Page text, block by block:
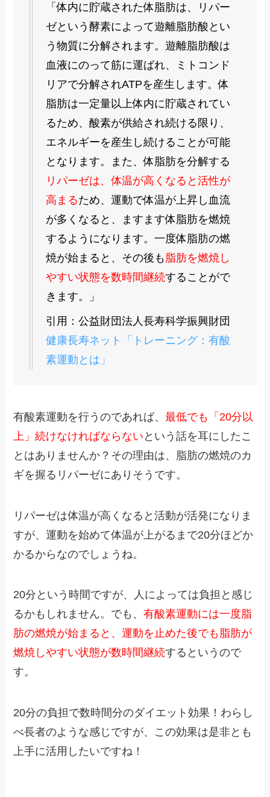
「体内に貯蔵された体脂肪は、リパー
ゼという酵素によって遊離脂肪酸とい
う物質に分解されます。遊離脂肪酸は
血液にのって筋に運ばれ、ミトコンド
リアで分解されATPを産生します。体
脂肪は一定量以上体内に貯蔵されてい
るため、酸素が供給され続ける限り、
エネルギーを産生し続けることが可能
となります。また、体脂肪を分解する
リパーゼは、体温が高くなると活性が
高まるため、運動で体温が上昇し血流
が多くなると、ますます体脂肪を燃焼
するようになります。一度体脂肪の燃
焼が始まると、その後も脂肪を燃焼し
やすい状態を数時間継続することがで
きます。」
引用：公益財団法人長寿科学振興財団
健康長寿ネット「トレーニング：有酸
素運動とは」
有酸素運動を行うのであれば、最低でも「20分以
上」続けなければならない という話を耳にしたこ
とはありませんか？その理由は、脂肪の燃焼のカ
ギを握るリパーゼにありそうです。
リパーゼは体温が高くなると活動が活発になりま
すが、運動を始めて体温が上がるまで20分ほどか
かるからなのでしょうね。
20分という時間ですが、人によっては負担と感じ
るかもしれません。でも、有酸素運動には一度脂
肪の燃焼が始まると、運動を止めた後でも脂肪が
燃焼しやすい状態が数時間継続するというので
す。
20分の負担で数時間分のダイエット効果！わらし
べ長者のような感じですが、この効果は是非とも
上手に活用したいですね！